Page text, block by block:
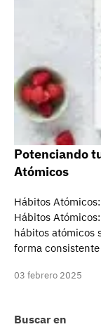
Buscar en
Potenciando
Atómicos
Hábitos
Hábitos
hábitos atómicos
forma
03 febrero 2025